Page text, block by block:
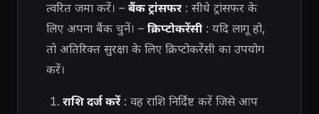
त्वरित जमा करें। – बैंक ट्रांसफर : सीधे ट्रांसफर के
लिए अपना बैंक चुनें। – क्रिप्टोकरेंसी : यदि लागू हो,
तो अतिरिक्त सुरक्षा के लिए क्रिप्टोकरेंसी का उपयोग
करें।
राशि दर्ज करें: वह राशि निर्दिष्ट करें जिसे आप